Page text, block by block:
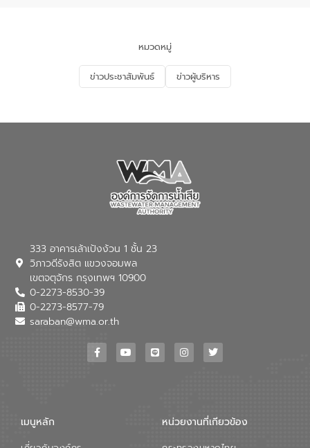
จัดการน้ำเสียและสร้างจิตสำนึกในการ
อนุรักษ์สิ่งแวดล้อม ในหัวข้อ “น้ำเสียชุมชน
และการบำบัดน้ำเสียเบื้องต้น” โดยให้ความรู้
เกี่ยวกับสาเหตุและผลกระทบของน้ำเสีย
ณ เทศบาลตำบลบางเลน จังหวัดนครปฐม
หมวดหมู่
ข่าวประชาสัมพันธ์ ข่าวผู้บริหาร
333 อาคารเล้าเป้งง้วน 1 ชั้น 23
วิภาวดีรังสิต แขวงจอมพล
เขตจตุจักร กรุงเทพฯ 10900
0-2273-8530-39
0-2273-8577-79
saraban@wma.or.th
เมนูหลัก หน่วยงานที่เกียวข้อง